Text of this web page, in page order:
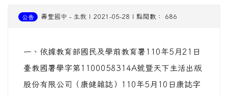
公告 壽豐國中 - 生教 | 2021-05-28 | 點閱數： 686
一、依據教育部國民及學前教育署110年5月21日
臺教國署學字第1100058314A號暨天下生活出版
股份有限公司（康健雜誌）110年5月10日康誌字